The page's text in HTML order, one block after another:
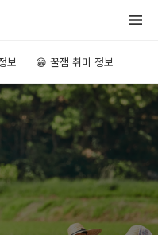
보 😁 꿀잼 취미 정보